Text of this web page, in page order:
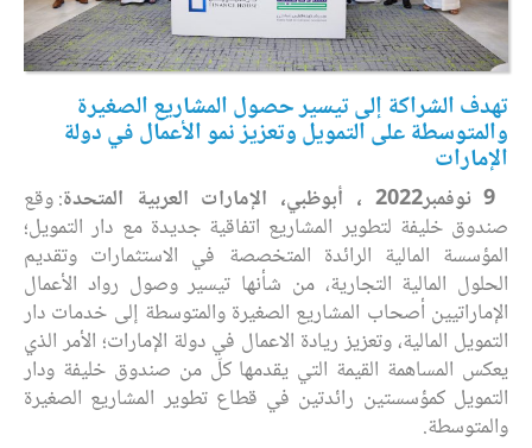
تهدف الشراكة إلى تيسير حصول المشاريع الصغيرة
والمتوسطة على التمويل وتعزيز نمو الأعمال في دولة
الإمارات
نوفمبر2022 ، أبوظبي، الإمارات العربية المتحدة: وقع
صندوق خليفة لتطوير المشاريع اتفاقية جديدة مع دار التمويل؛
المؤسسة المالية الرائدة المتخصصة في الاستثمارات وتقديم
الحلول المالية التجارية، من شأنها تيسير وصول رواد الأعمال
الإماراتيين أصحاب المشاريع الصغيرة والمتوسطة إلى خدمات دار
التمويل المالية، وتعزيز ريادة الاعمال في دولة الإمارات؛ الأمر الذي
يعكس المساهمة القيمة التي يقدمها كلّ من صندوق خليفة ودار
التمويل كمؤسستين رائدتين في قطاع تطوير المشاريع الصغيرة
والمتوسطة.